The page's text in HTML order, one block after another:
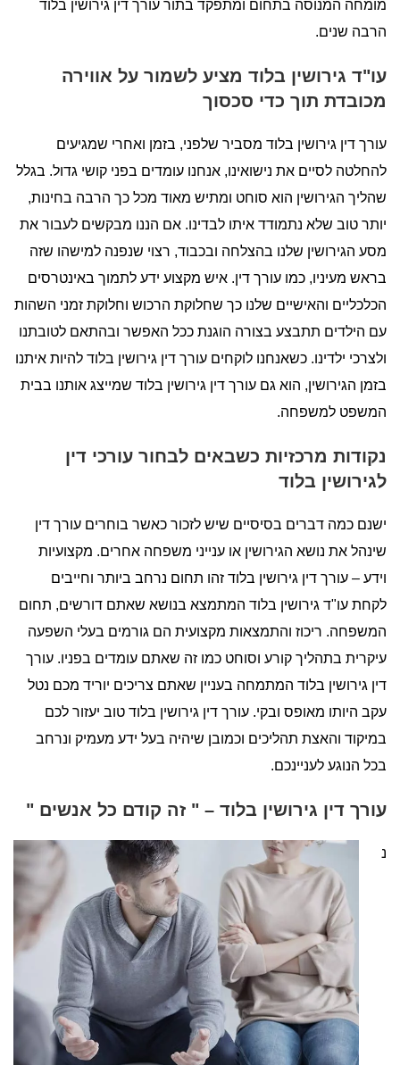
מומחה המנוסה בתחום ומתפקד בתור עורך דין גירושין בלוד
הרבה שנים.
עו"ד גירושין בלוד מציע לשמור על אווירה
מכובדת תוך כדי סכסוך
עורך דין גירושין בלוד מסביר שלפני, בזמן ואחרי שמגיעים
להחלטה לסיים את נישואינו, אנחנו עומדים בפני קושי גדול. בגלל
שהליך הגירושין הוא סוחט ומתיש מאוד מכל כך הרבה בחינות,
יותר טוב שלא נתמודד איתו לבדינו. אם הננו מבקשים לעבור את
מסע הגירושין שלנו בהצלחה ובכבוד, רצוי שנפנה למישהו שזה
בראש מעיניו, כמו עורך דין. איש מקצוע ידע לתמוך באינטרסים
הכלכליים והאישיים שלנו כך שחלוקת הרכוש וחלוקת זמני השהות
עם הילדים תתבצע בצורה הוגנת ככל האפשר ובהתאם לטובתנו
ולצרכי ילדינו. כשאנחנו לוקחים עורך דין גירושין בלוד להיות איתנו
בזמן הגירושין, הוא גם עורך דין גירושין בלוד שמייצג אותנו בבית
המשפט למשפחה.
נקודות מרכזיות כשבאים לבחור עורכי דין
לגירושין בלוד
ישנם כמה דברים בסיסיים שיש לזכור כאשר בוחרים עורך דין
שינהל את נושא הגירושין או ענייני משפחה אחרים. מקצועיות
וידע – עורך דין גירושין בלוד זהו תחום נרחב ביותר וחייבים
לקחת עו"ד גירושין בלוד המתמצא בנושא שאתם דורשים, תחום
המשפחה. ריכוז והתמצאות מקצועית הם גורמים בעלי השפעה
עיקרית בתהליך קורע וסוחט כמו זה שאתם עומדים בפניו. עורך
דין גירושין בלוד המתמחה בעניין שאתם צריכים יוריד מכם נטל
עקב היותו מאופס ובקי. עורך דין גירושין בלוד טוב יעזור לכם
במיקוד והאצת תהליכים וכמובן שיהיה בעל ידע מעמיק ונרחב
בכל הנוגע לעניינכם.
עורך דין גירושין בלוד – " זה קודם כל אנשים "
נ